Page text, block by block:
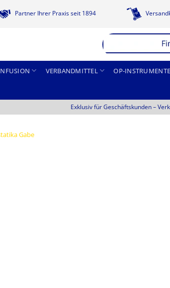
Partner Ihrer Praxis seit 1894
VERBANDMITTEL OP-INSTRUMENTE
Exklusiv für Geschäftskunden –
Gabe